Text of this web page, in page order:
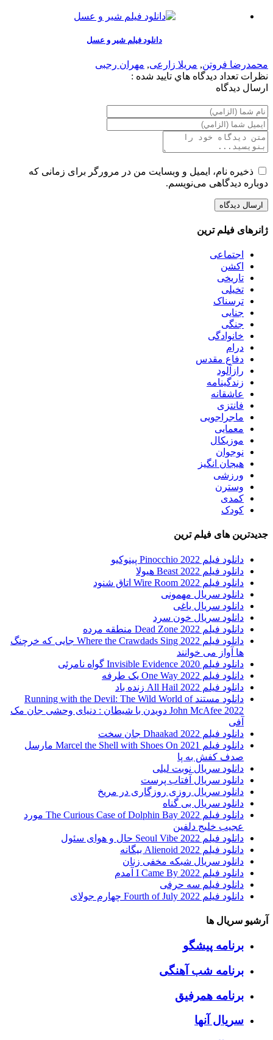
دانلود فیلم شیر و عسل
محمدرضا فروتن, مریلا زارعی, مهران رجبی
نظرات تعداد ديدگاه هاي تاييد شده :
ارسال ديدگاه
ذخیره نام، ایمیل و وبسایت من در مرورگر برای زمانی که
دوباره دیدگاهی می‌نویسم.
ژانرهای فیلم ترین
اجتماعی
اکشن
تاریخی
تخیلی
ترسناک
جنایی
جنگی
خانوادگی
درام
دفاع مقدس
رازآلود
زندگینامه
عاشقانه
فانتزی
ماجراجویی
معمایی
موزیکال
نوجوان
هیجان انگیز
ورزشی
وسترن
کمدی
کودک
جدیدترین های فیلم ترین
دانلود فیلم Pinocchio 2022 پینوکیو
دانلود فیلم Beast 2022 هیولا
دانلود فیلم Wire Room 2022 اتاق شنود
دانلود سریال مهمونی
دانلود سریال یاغی
دانلود سریال خون سرد
دانلود فیلم 2022 Dead Zone منطقه مرده
دانلود فیلم Where the Crawdads Sing 2022 جایی که خرچنگ
ها آواز می خوانند
دانلود فیلم 2020 Invisible Evidence گواه نامرئی
دانلود فیلم One Way 2022 یک طرفه
دانلود فیلم All Hail 2022 زنده باد
دانلود مستند Running with the Devil: The Wild World of
John McAfee 2022 دویدن با شیطان : دنیای وحشی جان مک
آفی
دانلود فیلم Dhaakad 2022 جان سخت
دانلود فیلم Marcel the Shell with Shoes On 2021 مارسل
صدف کفش به پا
دانلود سریال نوبت لیلی
دانلود سریال آفتاب پرست
دانلود سریال روزی روزگاری در مریخ
دانلود سریال بی گناه
دانلود فیلم The Curious Case of Dolphin Bay 2022 مورد
عجیب خلیج دلفین
دانلود فیلم Seoul Vibe 2022 حال و هوای سئول
دانلود فیلم Alienoid 2022 بیگانه
دانلود سریال شبکه مخفی زنان
دانلود فیلم I Came By 2022 آمدم
دانلود فیلم سه حرفی
دانلود فیلم Fourth of July 2022 چهارم جولای
آرشیو سریال ها
برنامه پیشگو
برنامه شب آهنگی
برنامه همرفیق
سریال آنها